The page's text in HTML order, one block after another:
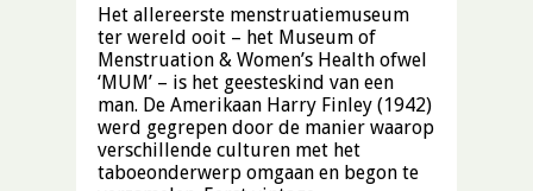
Het allereerste menstruatiemuseum
ter wereld ooit – het Museum of
Menstruation & Women’s Health ofwel
‘MUM’ – is het geesteskind van een
man. De Amerikaan Harry Finley (1942)
werd gegrepen door de manier waarop
verschillende culturen met het
taboeonderwerp omgaan en begon te